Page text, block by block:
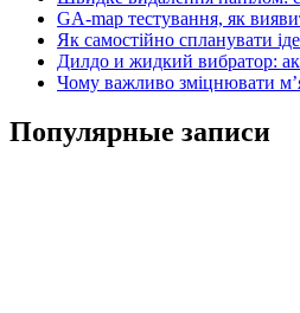
GA-map тестування, як
Як самостійно спланувати
Дилдо и жидкий вибратор:
Чому важливо зміцнювати
Популярные записи